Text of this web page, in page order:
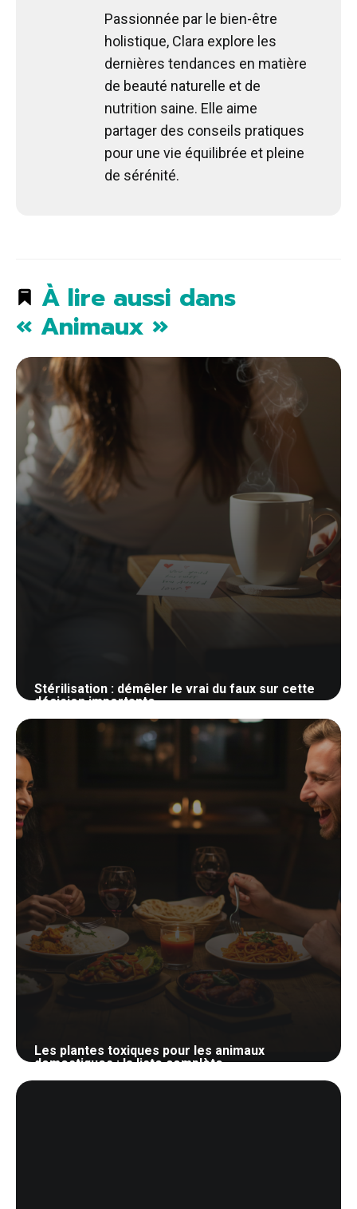
Passionnée par le bien-être
holistique, Clara explore les
dernières tendances en matière
de beauté naturelle et de
nutrition saine. Elle aime
partager des conseils pratiques
pour une vie équilibrée et pleine
de sérénité.
À lire aussi dans
« Animaux »
Stérilisation : démêler le vrai du faux sur cette
décision importante
Les plantes toxiques pour les animaux
domestiques : la liste complète